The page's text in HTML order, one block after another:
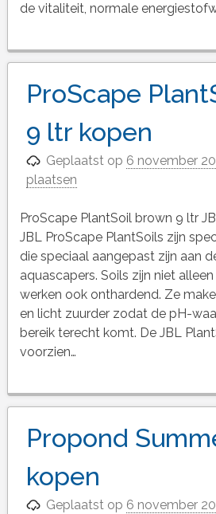
de vitaliteit, normale
ProScape
9 ltr kopen
Geplaatst op 6 november
plaatsen
ProScape PlantSoil brown 9 ltr
JBL ProScape PlantSoils zijn
die speciaal aangepast zijn aan
aquascapers. Soils zijn niet
werken ook onthardend. Ze
en licht zuurder zodat de pH-
bereik terecht komt. De JBL
voorzien…
Propond
kopen
Geplaatst op 6 november